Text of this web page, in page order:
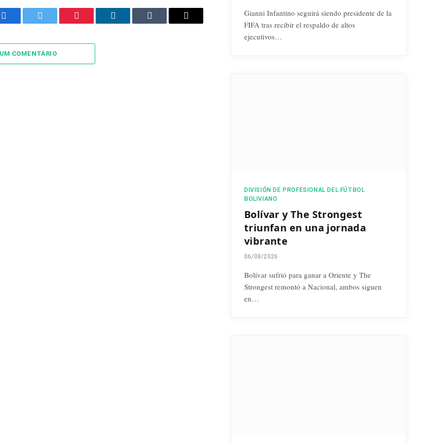
Facebook Twitter Pinterest LinkedIn Tumblr Email
COMENTÁRIO
Gianni Infantino seguirá siendo presidente de la
FIFA tras recibir el respaldo de altos
ejecutivos…
DIVISIÓN DE PROFESIONAL DEL FÚTBOL
BOLIVIANO
Bolívar y The Strongest
triunfan en una jornada
vibrante
06/08/2026
Bolívar sufrió para ganar a Oriente y The
Strongest remontó a Nacional, ambos siguen
en…